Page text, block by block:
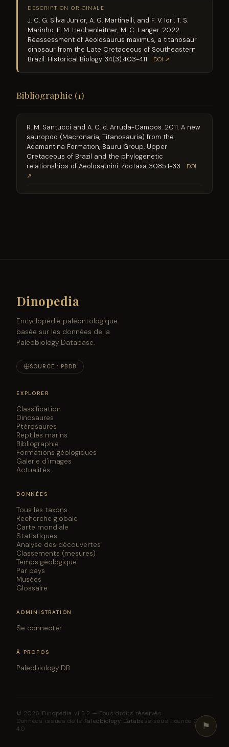
DESCRIPTION ORIGINALE
J. C. G. Silva Junior, A. G. Martinelli, and F. V. Iori, T. S.
Marinho, E. M. Hechenleitner, M. C. Langer. 2022.
Reassessment of Aeolosaurus maximus, a titanosaur
dinosaur from the Late Cretaceous of Southeastern
Brazil. Historical Biology 34(3):403-411
DOI ↗
Bibliographie (1)
R. M. Santucci and A. C. d. Arruda-Campos. 2011. A new
sauropod (Macronaria, Titanosauria) from the
Adamantina Formation, Bauru Group, Upper
Cretaceous of Brazil and the phylogenetic
relationships of Aeolosaurini. Zootaxa 3085:1-33
DOI
↗
⚑
Dinopedia
Encyclopédie paléontologique
basée sur les données de la
Paleobiology Database.
SOURCE : PBDB
EXPLORER
Classification
Dinosaures
Ptérosaures
Reptiles marins
Bibliographie
Formations géologiques
Galerie d'images
Actualités
DONNÉES
Tous les taxons
Recherche globale
Carte mondiale
Statistiques
Analyse des découvertes
Classements (mesures)
Temps géologique
Par pays
Musées
Glossaire
ADMINISTRATION
Se connecter
À PROPOS
Paleobiology DB
© 2026 Dinopedia v1.3.2 — Tous droits réservés.
Données issues de la Paleobiology Database sous licence CC BY
4.0